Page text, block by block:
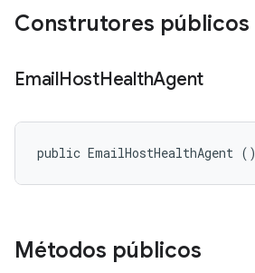
Construtores públicos
EmailHostHealthAgent
public EmailHostHealthAgent ()
Métodos públicos